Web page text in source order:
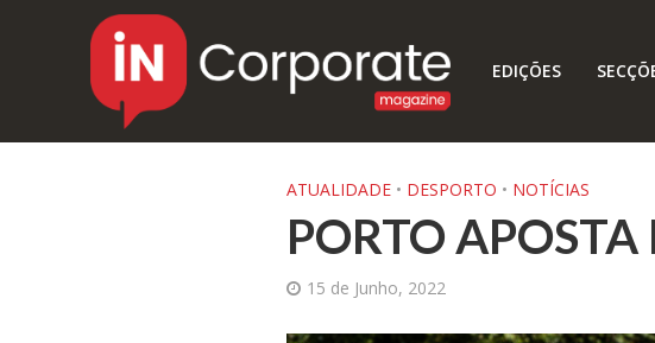
EDIÇÕES
ATUALIDADE • DESPORTO • NOTÍCIAS
PORTO
15 de Junho, 2022